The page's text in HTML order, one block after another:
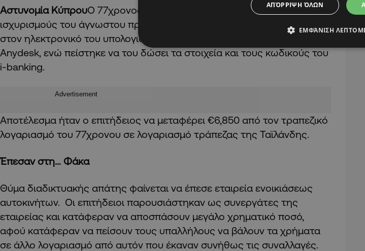
Αστυνομία ΚύπρουΟ 77χρονος φαίνεται να πείστηκε από τους
ισχυρισμούς του άγνωστου προσώπου και του εκχώρησε πρόσβαση
στον ηλεκτρονικό του υπολογιστή μέσω της διαδικτυακής εφαρμογής
Anydesk, ενώ πείστηκε να του δώσει τα στοιχεία και τους κωδικούς του
i-banking.
Advertisement
Αποτέλεσμα ήταν ο επιτήδειος να μεταφέρει €6,850 από τον τραπεζικό
λογαριασμό του 77χρονου σε λογαριασμό τράπεζας της Ταϊλάνδης.
Έπεσαν στη… Φάκα
Θύμα διαδικτυακής απάτης φαίνεται να έπεσε εταιρεία ενοικιάσεως
αυτοκινήτων. Οι επιτήδειοι παρουσιάστηκαν ως συνεργάτες της
εταιρείας και κατάφεραν να αποσπάσουν μεγάλο χρηματικό ποσό,
αφού κατάφεραν να πείσουν τους υπαλλήλους να βάλουν τα χρήματα
σε άλλο λογαριασμό από αυτόν που έκαναν συνήθως τις συναλλαγές.
ΑΠΌΡΡΙΨΗ ΌΛΩΝ
ΕΜΦΆΝΙΣΗ